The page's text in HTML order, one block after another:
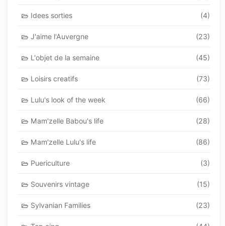
Idees sorties (4)
J'aime l'Auvergne (23)
L'objet de la semaine (45)
Loisirs creatifs (73)
Lulu's look of the week (66)
Mam'zelle Babou's life (28)
Mam'zelle Lulu's life (86)
Puericulture (3)
Souvenirs vintage (15)
Sylvanian Families (23)